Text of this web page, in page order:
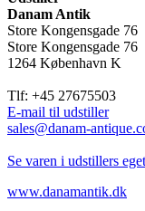
Danam Antik
Store Kongensgade 76
Store Kongensgade 76
1264 København K
Tlf: +45 27675503
E-mail til udstiller
sales@danam-
Se varen i udstillers
www.danamantik.dk